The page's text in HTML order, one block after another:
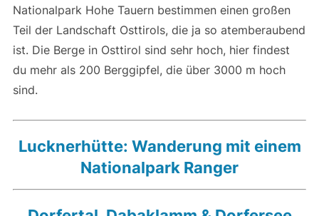
Nationalpark Hohe Tauern bestimmen einen großen
Teil der Landschaft Osttirols, die ja so atemberaubend
ist. Die Berge in Osttirol sind sehr hoch, hier findest
du mehr als 200 Berggipfel, die über 3000 m hoch
sind.
Lucknerhütte: Wanderung mit einem
Nationalpark Ranger